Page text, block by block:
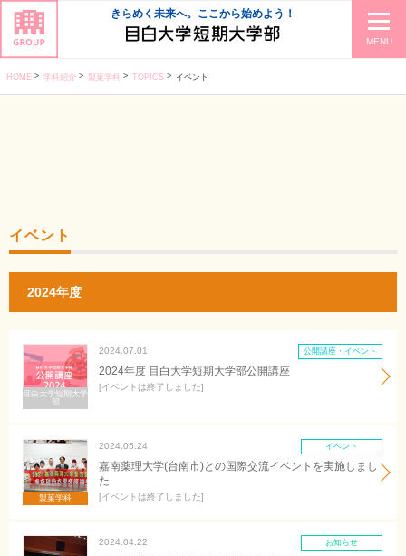
きらめく未来へ。ここから始めよう！
MENU
HOME 学科紹介 製菓学科 TOPICS イベント
イベント
2024年度
2024.07.01 公開講座・イベント
2024年度 目白大学短期大学部公開講座
イベントは終了しました
目白大学短期大学
部
2024.05.24 イベント
嘉南薬理大学(台南市)との国際交流イベントを実施しまし
た
イベントは終了しました
製菓学科
2024.04.22 お知らせ